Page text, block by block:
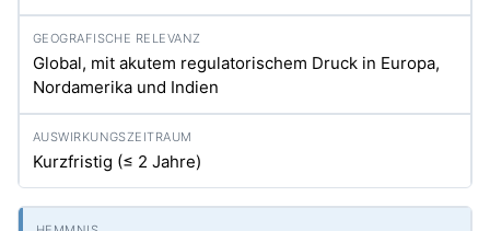
Global, mit akutem regulatorischem Druck in Europa,
Nordamerika und Indien
Kurzfristig (≤ 2 Jahre)